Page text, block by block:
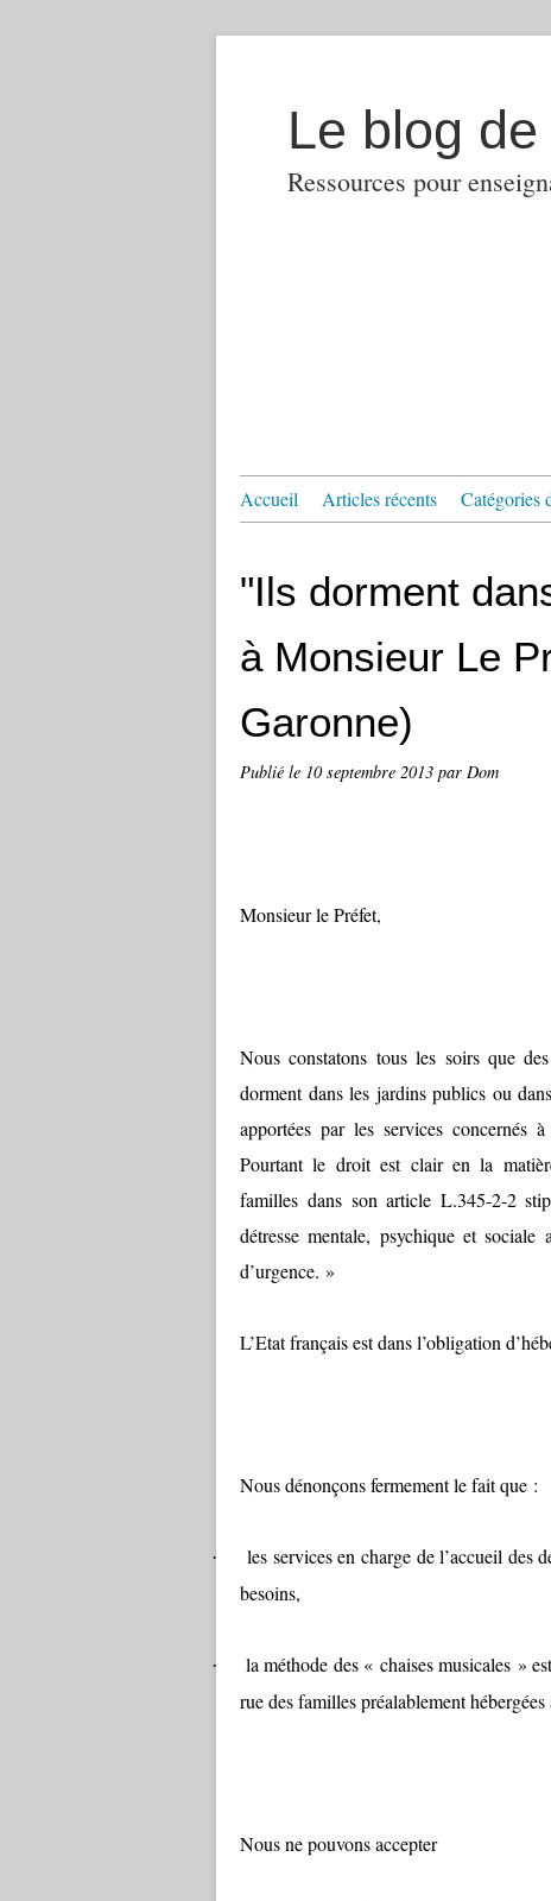
Le blog
Ressources pour
Accueil Articles récents Catégories
"Ils dorment
à Monsieur Le
Garonne)
Publié le 10 septembre 2013 par Dom
Monsieur le Préfet,
Nous constatons tous les soirs que
dorment dans les jardins publics ou
apportées par les services concernés
Pourtant le droit est clair en la
familles dans son article L.345-2-2
détresse mentale, psychique et
d’urgence. »
L’Etat français est dans l’obligation
Nous dénonçons fermement le fait que :
·
les services en charge de l’accueil des
besoins,
· la méthode des « chaises musicales »
rue des familles préalablement
Nous ne pouvons accepter